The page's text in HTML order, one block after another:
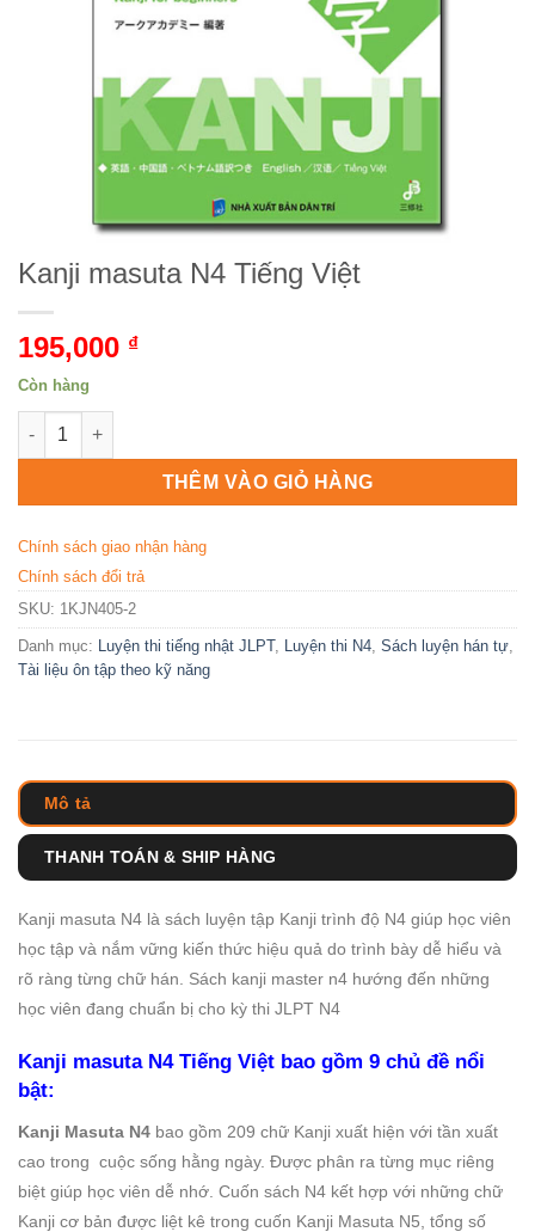
Kanji masuta N4 Tiếng Việt
195,000 ₫
Còn hàng
Kanji masuta N4 Tiếng Việt số lượng
THÊM VÀO GIỎ HÀNG
Chính sách giao nhận hàng
Chính sách đổi trả
SKU: 1KJN405-2
Danh mục: Luyện thi tiếng nhật JLPT, Luyện thi N4 Sách luyện hán tự
Tài liệu ôn tập theo kỹ năng
Mô tả
THANH TOÁN & SHIP HÀNG
Kanji masuta N4 là sách luyện tập Kanji trình độ N4 giúp học viên
học tập và nắm vững kiến thức hiệu quả do trình bày dễ hiểu và
rõ ràng từng chữ hán. Sách kanji master n4 hướng đến những
học viên đang chuẩn bị cho kỳ thi JLPT N4
Kanji masuta N4 Tiếng Việt bao gồm 9 chủ đề nổi
bật:
Kanji Masuta N4 bao gồm 209 chữ Kanji xuất hiện với tần xuất
cao trong cuộc sống hằng ngày. Được phân ra từng mục riêng
biệt giúp học viên dễ nhớ. Cuốn sách N4 kết hợp với những chữ
Kanji cơ bản được liệt kê trong cuốn Kanji Masuta N5, tổng số